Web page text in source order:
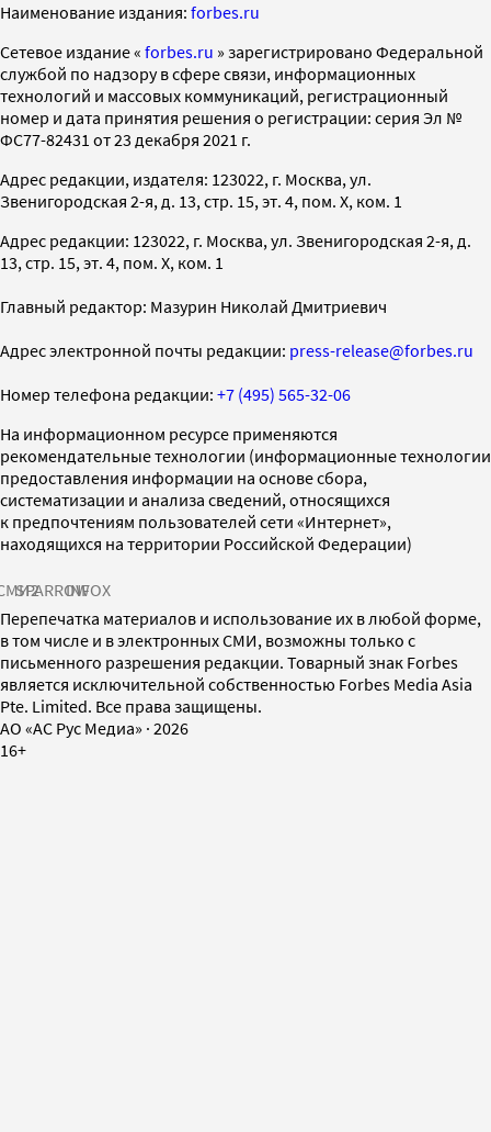
Наименование издания: forbes.ru
Cетевое издание « forbes.ru » зарегистрировано Федеральной
службой по надзору в сфере связи, информационных
технологий и массовых коммуникаций, регистрационный
номер и дата принятия решения о регистрации: серия Эл №
ФС77-82431 от 23 декабря 2021 г.
Адрес редакции, издателя: 123022, г. Москва, ул.
Звенигородская 2-я, д. 13, стр. 15, эт. 4, пом. X, ком. 1
Адрес редакции: 123022, г. Москва, ул. Звенигородская 2-я, д.
13, стр. 15, эт. 4, пом. X, ком. 1
Главный редактор: Мазурин Николай Дмитриевич
Адрес электронной почты редакции: press-release@forbes.ru
Номер телефона редакции: +7 (495) 565-32-06
На информационном ресурсе применяются
рекомендательные технологии (информационные технологии
предоставления информации на основе сбора,
систематизации и анализа сведений, относящихся
к предпочтениям пользователей сети «Интернет»,
находящихся на территории Российской Федерации)
SPARROWINFOX
Перепечатка материалов и использование их в любой форме,
в том числе и в электронных СМИ, возможны только с
письменного разрешения редакции. Товарный знак Forbes
является исключительной собственностью Forbes Media Asia
Pte. Limited. Все права защищены.
AO «АС Рус Медиа» · 2026
16+